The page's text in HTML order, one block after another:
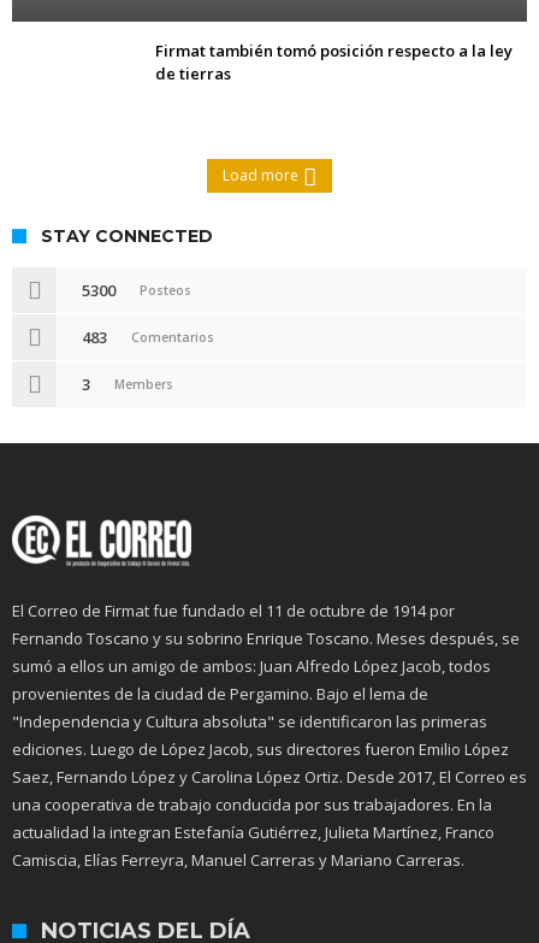
Firmat también tomó posición respecto a la ley
de tierras
Load more
STAY CONNECTED
5300 Posteos
483 Comentarios
3 Members
El Correo de Firmat fue fundado el 11 de octubre de 1914 por
Fernando Toscano y su sobrino Enrique Toscano. Meses después, se
sumó a ellos un amigo de ambos: Juan Alfredo López Jacob, todos
provenientes de la ciudad de Pergamino. Bajo el lema de
"Independencia y Cultura absoluta" se identificaron las primeras
ediciones. Luego de López Jacob, sus directores fueron Emilio López
Saez, Fernando López y Carolina López Ortiz. Desde 2017, El Correo es
una cooperativa de trabajo conducida por sus trabajadores. En la
actualidad la integran Estefanía Gutiérrez, Julieta Martínez, Franco
Camiscia, Elías Ferreyra, Manuel Carreras y Mariano Carreras.
NOTICIAS DEL DÍA